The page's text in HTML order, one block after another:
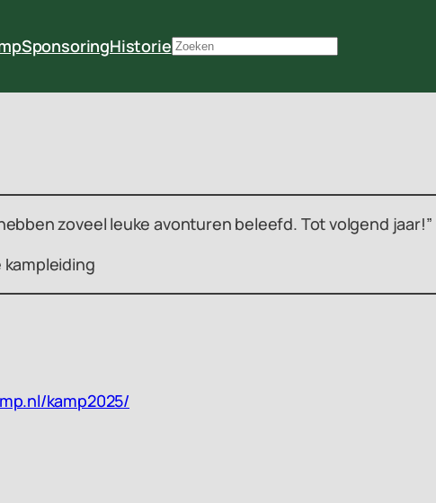
SponsoringHistorieZoeken
zoveel leuke avonturen beleefd. Tot volgend jaar!”
kampleiding
kamp2025/